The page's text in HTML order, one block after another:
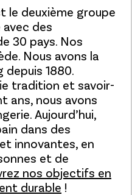
le deuxième groupe
avec des
30 pays. Nos
Nous avons la
depuis 1880.
tradition et savoir-
ans, nous avons
Aujourd’hui,
dans des
innovantes, en
et de
nos objectifs en
durable !